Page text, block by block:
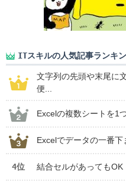
ITスキルの人気記事ランキ
文字列の先頭や末尾に
便...
Excelの複数シートを1
Excelでデータの一番
4位 結合セルがあっても